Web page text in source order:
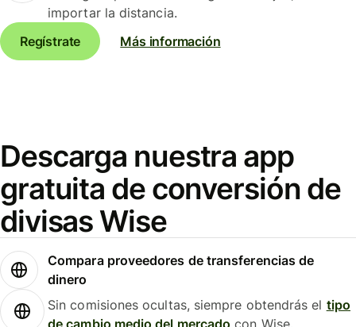
importar la distancia.
Regístrate
Más información
Descarga nuestra app
gratuita de conversión de
divisas Wise
Compara proveedores de transferencias de
dinero
Sin comisiones ocultas, siempre obtendrás el tipo